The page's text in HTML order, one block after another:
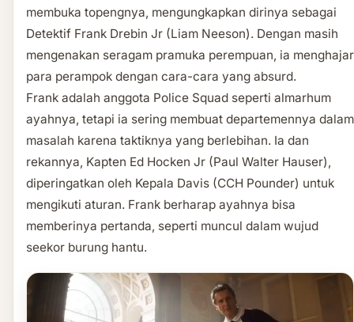
membuka topengnya, mengungkapkan dirinya sebagai
Detektif Frank Drebin Jr (Liam Neeson). Dengan masih
mengenakan seragam pramuka perempuan, ia menghajar
para perampok dengan cara-cara yang absurd.
Frank adalah anggota Police Squad seperti almarhum
ayahnya, tetapi ia sering membuat departemennya dalam
masalah karena taktiknya yang berlebihan. Ia dan
rekannya, Kapten Ed Hocken Jr (Paul Walter Hauser),
diperingatkan oleh Kepala Davis (CCH Pounder) untuk
mengikuti aturan. Frank berharap ayahnya bisa
memberinya pertanda, seperti muncul dalam wujud
seekor burung hantu.